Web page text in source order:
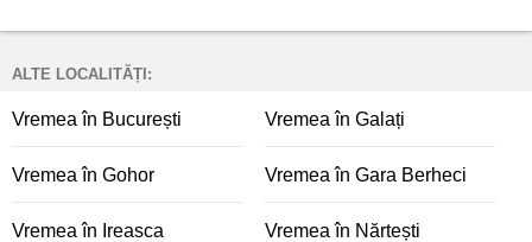
ALTE LOCALITĂȚI:
Vremea în București Vremea în Galați
Vremea în Gohor Vremea în Gara Berheci
Vremea în Ireasca Vremea în Nărtești